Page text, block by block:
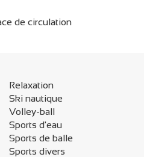
de circulation
Relaxation
Ski nautique
Volley-ball
Sports d'eau
Sports de balle
Sports divers